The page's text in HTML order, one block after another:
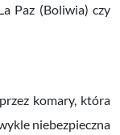
Paz (Boliwia) czy
komary, która
niebezpieczna